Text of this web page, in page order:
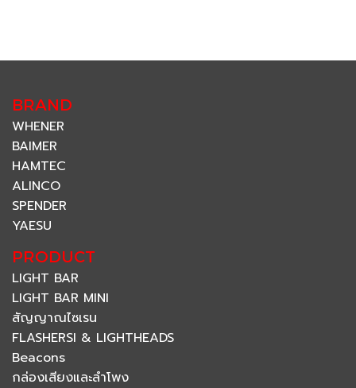
BRAND
WHENER
BAIMER
HAMTEC
ALINCO
SPENDER
YAESU
PRODUCT
LIGHT BAR
LIGHT BAR MINI
สัญญาณไซเรน
FLASHERSI & LIGHTHEADS
Beacons
กล่องเสียงและลำโพง